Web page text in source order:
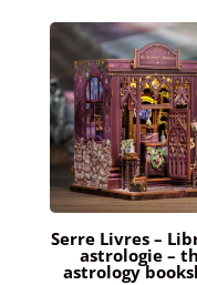
Serre Livres –
astrologie –
astrology